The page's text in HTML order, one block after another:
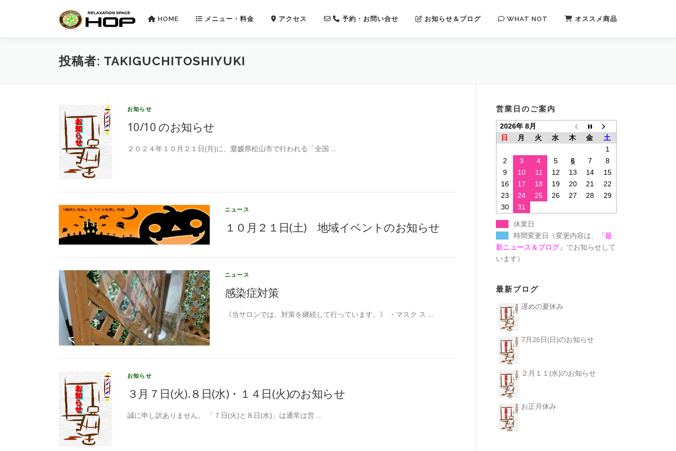
ン
HOME メニュー・料金 アクセス 予約・お問い合せ お知らせ＆ブログ WHAT NOT オススメ商品
投稿者: TAKIGUCHITOSHIYUKI
お知らせ
10/10 のお知らせ
２０２４年１０月２１日(月)に、愛媛県松山市で行われる「全国 …
ニュース
１０月２１日(土) 地域イベントのお知らせ
ニュース
感染症対策
《当サロンでは、対策を継続して行っています。》 ・マスク ス …
お知らせ
３月７日(火).８日(水)・１４日(火)のお知らせ
誠に申し訳ありません。 「７日(火)と８日(水)」は通常は営 …
営業日のご案内
2026年 8月
日
月 火 水 木 金
土
1
2
3 4 5 6 7
8
9
10 11 12 13 14
15
16
17 18 19 20 21
22
23
24 25 26 27 28
29
30
31
休業日
時間変更日（変更内容は、『最
新ニュース＆ブログ 』でお知らせして
います）
最新ブログ
遅めの夏休み
7月26日(日)のお知らせ
２月１１(水)のお知らせ
お正月休み